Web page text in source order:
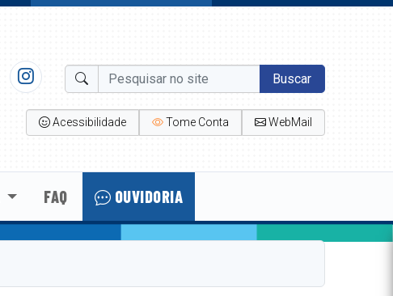
Buscar
Acessibilidade Tome Conta WebMail
FAQ OUVIDORIA